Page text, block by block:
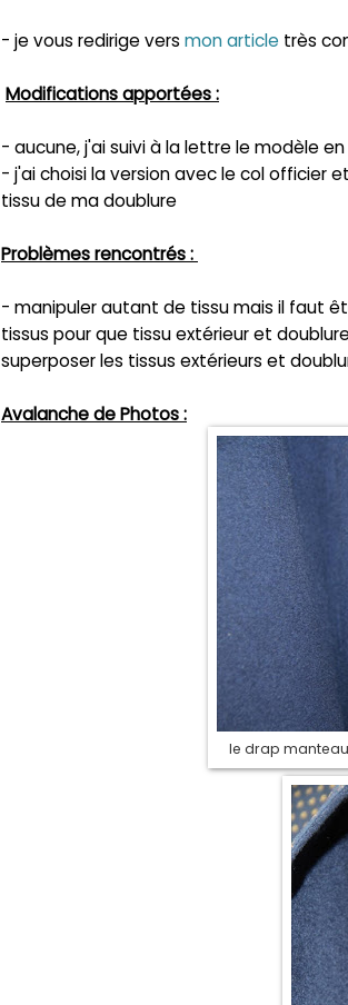
- je vous redirige vers mon article très
Modifications apportées :
- aucune, j'ai suivi à la lettre le modèle
- j'ai choisi la version avec le col officier
tissu de ma doublure
Problèmes rencontrés :
- manipuler autant de tissu mais il faut
tissus pour que tissu extérieur et
superposer les tissus extérieurs et
Avalanche de Photos :
le drap